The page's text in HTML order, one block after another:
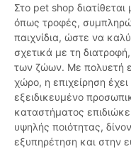
Στο pet shop διατίθεται
όπως τροφές,
παιχνίδια, ώστε να
σχετικά με τη
των ζώων. Με πολυετή
χώρο, η επιχείρηση
εξειδικευμένο
καταστήματος
υψηλής ποιότητας,
εξυπηρέτηση και στην